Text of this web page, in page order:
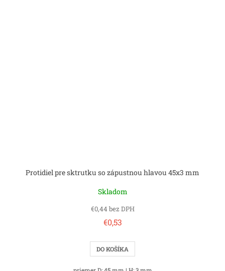
Protidiel pre sktrutku so zápustnou hlavou 45x3 mm
Skladom
€0,44 bez DPH
€0,53
DO KOŠÍKA